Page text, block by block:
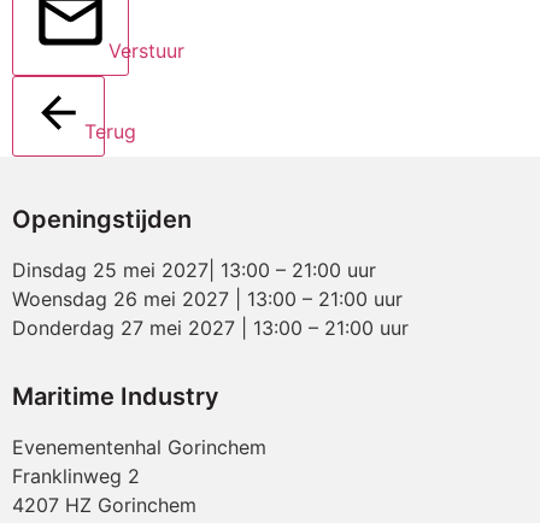
Verstuur
Terug
Openingstijden
Dinsdag 25 mei 2027| 13:00 – 21:00 uur
Woensdag 26 mei 2027 | 13:00 – 21:00 uur
Donderdag 27 mei 2027 | 13:00 – 21:00 uur
Maritime Industry
Evenementenhal Gorinchem
Franklinweg 2
4207 HZ Gorinchem